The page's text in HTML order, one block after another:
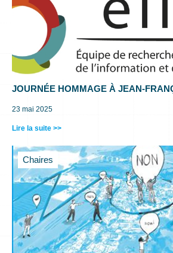
JOURNÉE HOMMAGE À JEAN-
23 mai 2025
Lire la suite >>
Chaires